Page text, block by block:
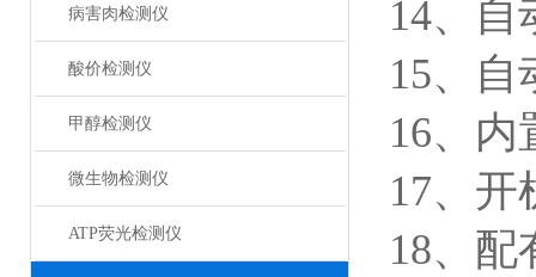
病害肉检测仪
酸价检测仪
甲醇检测仪
微生物检测仪
ATP荧光检测仪
14、自
15、自
16、内
17、开
18、配